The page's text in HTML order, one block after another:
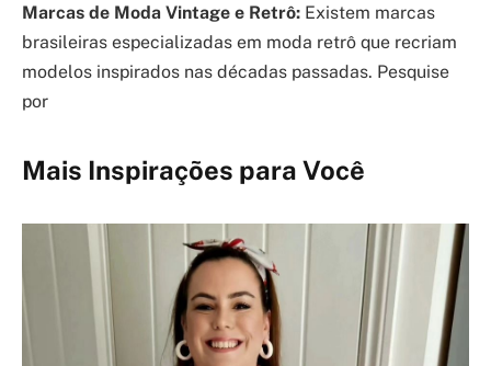
Marcas de Moda Vintage e Retrô: Existem marcas
brasileiras especializadas em moda retrô que recriam
modelos inspirados nas décadas passadas. Pesquise
por
Mais Inspirações para Você